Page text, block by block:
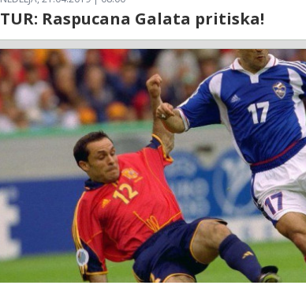
TUR: Raspucana Galata pritiska!